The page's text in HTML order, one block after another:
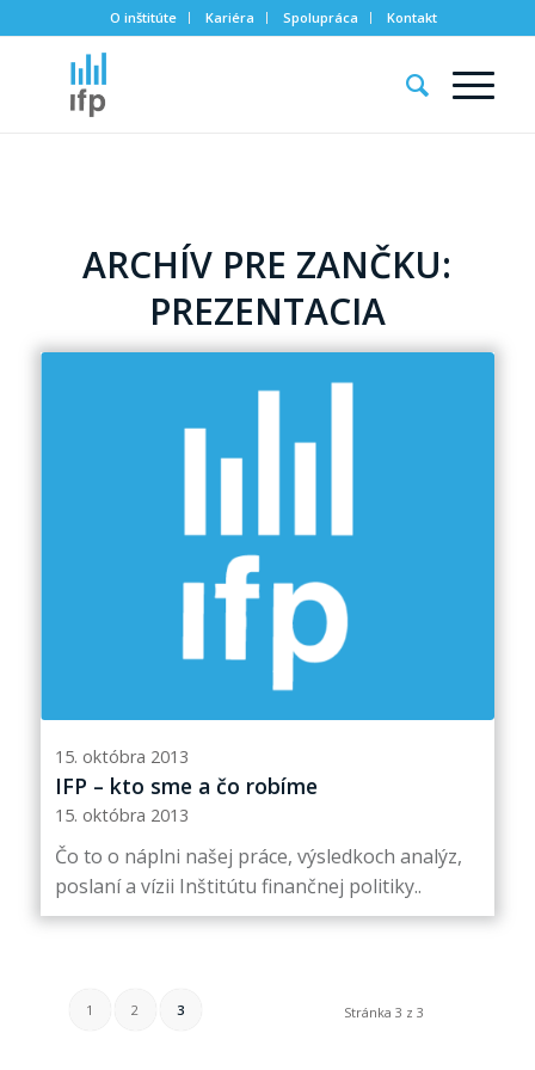
O inštitúte Kariéra Spolupráca Kontakt
ARCHÍV PRE ZANČKU:
PREZENTACIA
15. októbra 2013
IFP – kto sme a čo robíme
15. októbra 2013
Čo to o náplni našej práce, výsledkoch analýz,
poslaní a vízii Inštitútu finančnej politiky..
Stránka 3 z 3
1 2 3